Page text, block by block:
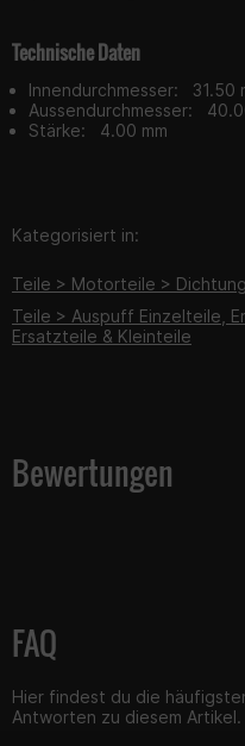
Technische Daten
Innendurchmesser: 31.50
Aussendurchmesser:
Stärke: 4.00 mm
Kategorisiert in:
Teile > Motorteile >
Teile > Auspuff Einzelteile,
Ersatzteile & Kleinteile
Bewertungen
FAQ
Hier findest du die
Antworten zu diesem Artikel.